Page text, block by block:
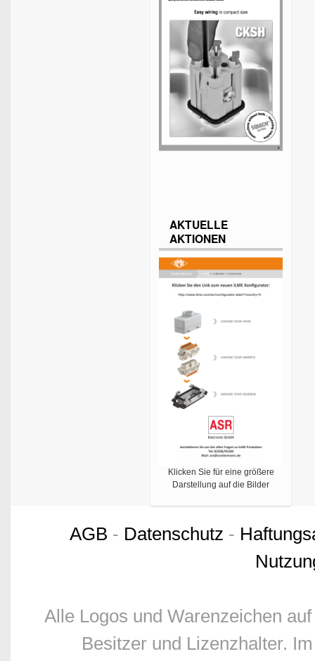
AKTUELLE
AKTIONEN
Klicken Sie für eine größere
Darstellung auf die Bilder
AGB - Datenschutz -
Alle Logos und Warenzeichen
Besitzer und Lizenzhalter.